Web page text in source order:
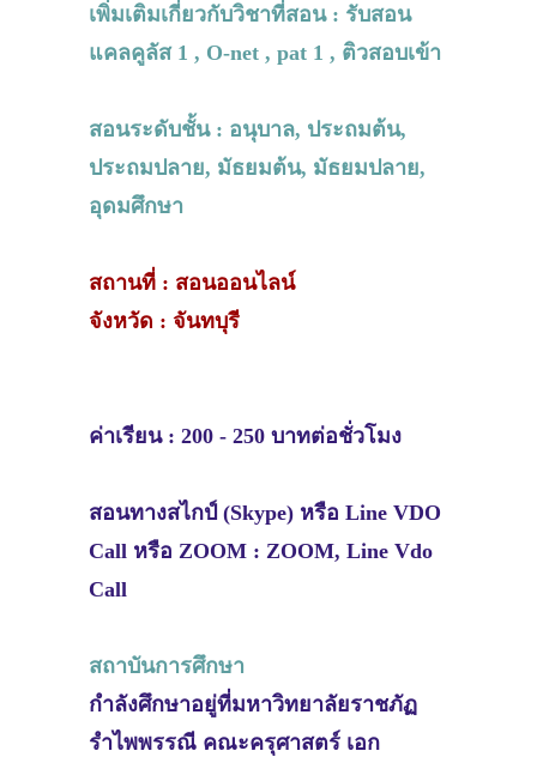
เพิ่มเติมเกี่ยวกับวิชาที่สอน : รับสอน
แคลคูลัส 1 , O-net , pat 1 , ติวสอบเข้า
สอนระดับชั้น : อนุบาล, ประถมต้น,
ประถมปลาย, มัธยมต้น, มัธยมปลาย,
อุดมศึกษา
สถานที่ : สอนออนไลน์
จังหวัด : จันทบุรี
ค่าเรียน : 200 - 250 บาทต่อชั่วโมง
สอนทางสไกป์ (Skype) หรือ Line VDO
Call หรือ ZOOM : ZOOM, Line Vdo
Call
สถาบันการศึกษา
กำลังศึกษาอยู่ที่มหาวิทยาลัยราชภัฏ
รำไพพรรณี คณะครุศาสตร์ เอก